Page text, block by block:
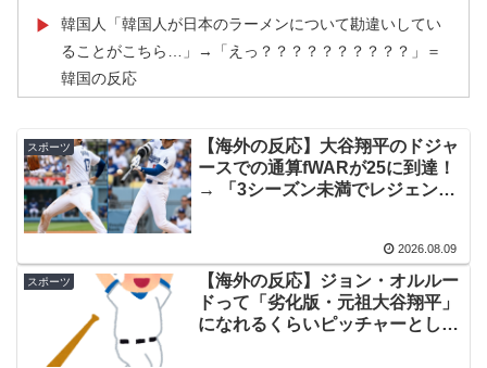
▶
韓国人「韓国人が日本のラーメンについて勘違いしてい
ることがこちら…」→「えっ？？？？？？？？？？」＝
韓国の反応
発。これこそノーベル賞だろ！」
▶ 海外「”京都の鳥”は良いぞ」小規模だけどお勧めな日本の
観光名所／お店に対する海外の反応
【韓国サッカー】性接待で審判買収！W杯予選7戦無敗の
裏側
韓国人「手術中に震度6強の地震、その時の日本の医療ス
タッフたちの姿をご覧ください」→「マジで鳥肌立っ
た」「こういう姿は韓国も見習わないと」「あんな状況
スポーツ
【海外の反応】大谷翔平のドジャ
ースでの通算fWARが25に到達！
→ 「3シーズン未満でレジェンド
の数字になるのか楽しみ」2026.08.09
スポーツ
【海外の反応】ジョン・オルルー
ドって「劣化版・元祖大谷翔平」
になれるくらいピッチャーとして